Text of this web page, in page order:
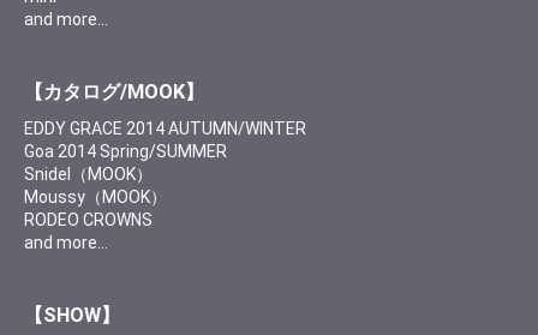
and more…
【カタログ/MOOK】
EDDY GRACE 2014 AUTUMN/WINTER
Goa 2014 Spring/SUMMER
Snidel（MOOK）
Moussy（MOOK）
RODEO CROWNS
and more…
【SHOW】